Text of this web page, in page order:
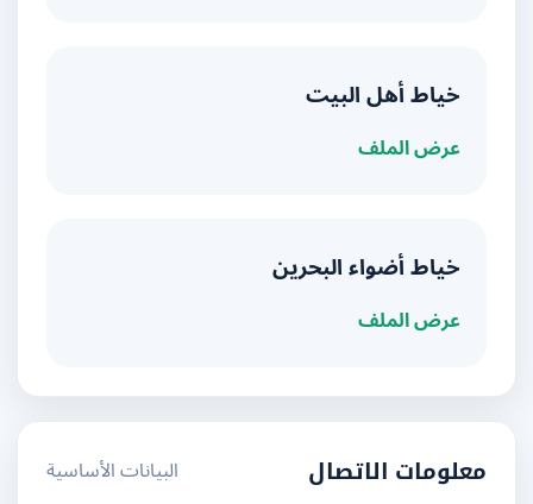
خياط أهل البيت
عرض الملف
خياط أضواء البحرين
عرض الملف
معلومات الاتصال
البيانات الأساسية